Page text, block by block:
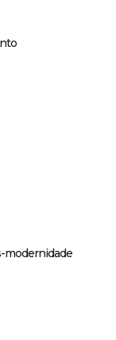
modernidade